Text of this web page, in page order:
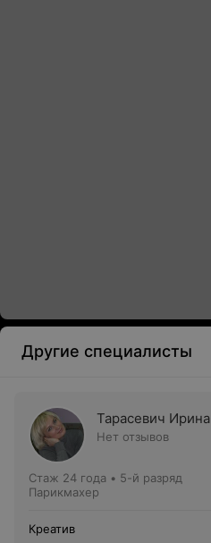
Другие специалисты
Тарасевич Ирина
Нет отзывов
Стаж 24 года • 5-й разряд
Парикмахер
Креатив